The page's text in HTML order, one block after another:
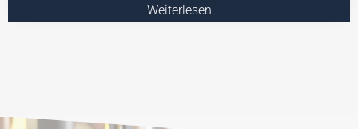
Weiterlesen